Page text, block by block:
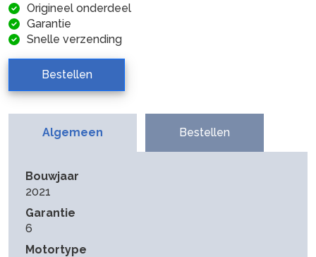
Origineel onderdeel
Garantie
Snelle verzending
Bestellen
Algemeen Bestellen
Bouwjaar
2021
Garantie
6
Motortype